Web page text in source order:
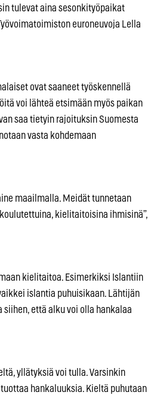
tulevat aina sesonkityöpaikat
euroneuvoja Lella
ovat saaneet työskennellä
voi lähteä etsimään myös paikan
saa tietyin rajoituksin Suomesta
vasta kohdemaan
maailmalla. Meidät tunnetaan
kielitaitoisina ihmisinä”,
kielitaitoa. Esimerkiksi Islantiin
islantia puhuisikaan. Lähtijän
siihen, että alku voi olla hankalaa
yllätyksiä voi tulla. Varsinkin
hankaluuksia. Kieltä puhutaan